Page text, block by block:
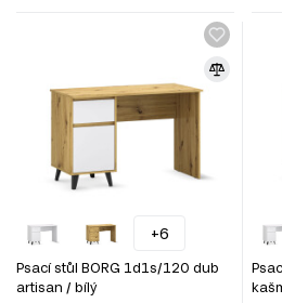
+6
Psací stůl BORG 1d1s/120 dub
artisan / bílý